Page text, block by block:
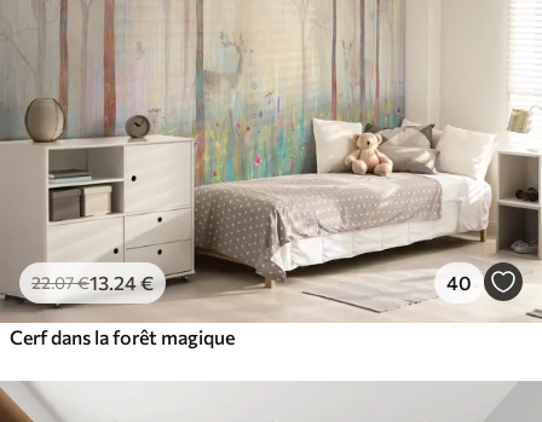
22.07€13 .24€ 40
Cerf dans la forêt magique